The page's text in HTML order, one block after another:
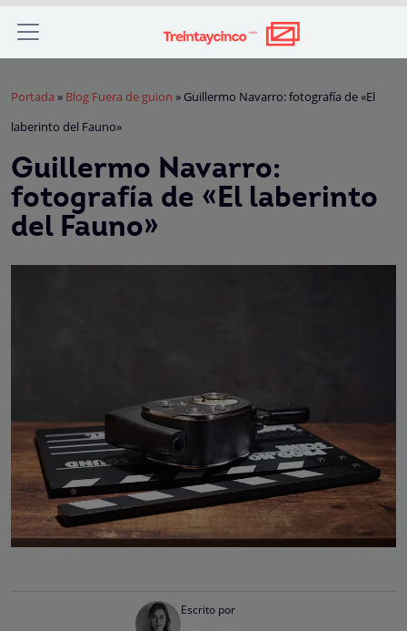
Portada » Blog Fuera de guion » Guillermo Navarro: fotografía de «El
laberinto del Fauno»
Guillermo Navarro:
fotografía de «El laberinto
del Fauno»
Escrito por